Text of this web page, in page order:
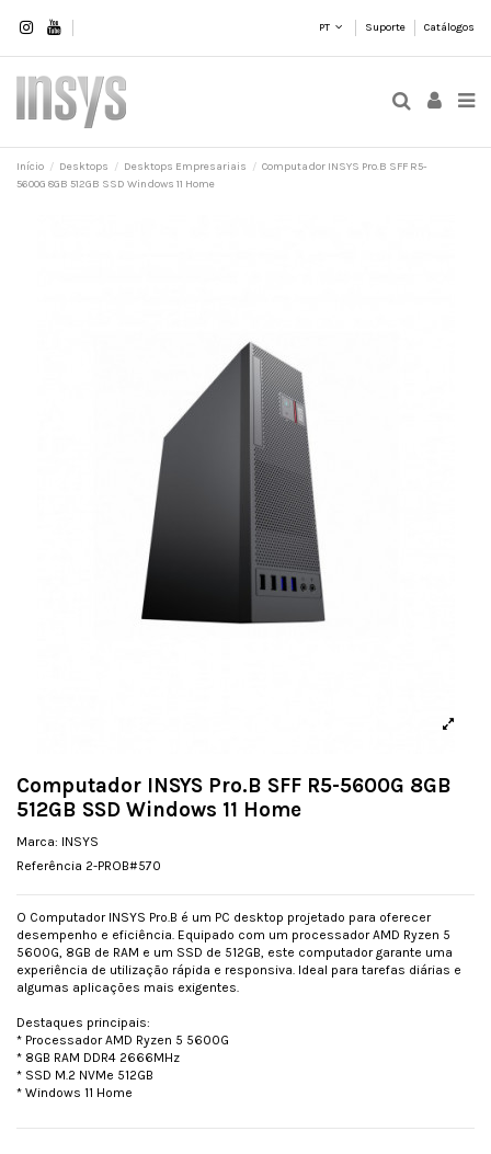
PT Suporte Catálogos
Início Desktops Desktops Empresariais
Computador INSYS Pro.B SFF R5-
5600G 8GB 512GB SSD Windows 11 Home
Computador INSYS Pro.B SFF R5-5600G 8GB
512GB SSD Windows 11 Home
Marca: INSYS
Referência 2-PROB#570
O Computador INSYS Pro.B é um PC desktop projetado para oferecer
desempenho e eficiência. Equipado com um processador AMD Ryzen 5
5600G, 8GB de RAM e um SSD de 512GB, este computador garante uma
experiência de utilização rápida e responsiva. Ideal para tarefas diárias e
algumas aplicações mais exigentes.
Destaques principais:
* Processador AMD Ryzen 5 5600G
* 8GB RAM DDR4 2666MHz
* SSD M.2 NVMe 512GB
* Windows 11 Home